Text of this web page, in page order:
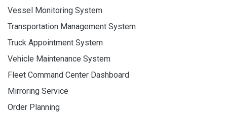
Vessel Monitoring System
Transportation Management System
Truck Appointment System
Vehicle Maintenance System
Fleet Command Center Dashboard
Mirroring Service
Order Planning